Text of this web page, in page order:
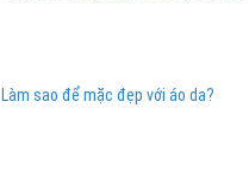
Làm sao để mặc đẹp với áo da?